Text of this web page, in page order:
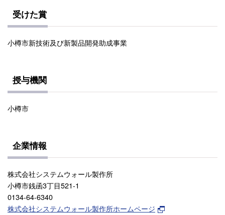
受けた賞
小樽市新技術及び新製品開発助成事業
授与機関
小樽市
企業情報
株式会社システムウォール製作所
小樽市銭函3丁目521-1
0134-64-6340
株式会社システムウォール製作所ホームページ